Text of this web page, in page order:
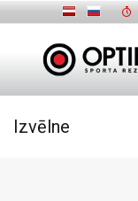
Izvēlne